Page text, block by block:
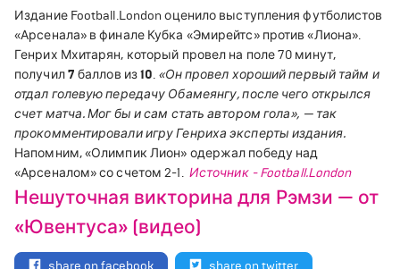
Издание Football.London оценило выступления футболистов
«Арсенала» в финале Кубка «Эмирейтс» против «Лиона».
Генрих Мхитарян, который провел на поле 70 минут,
получил7 баллов из10. «Он провел хороший первый тайм и
отдал голевую передачу Обамеянгу, после чего открылся
счет матча. Мог бы и сам стать автором гола», — так
прокомментировали игру Генриха эксперты издания.
Напомним, «Олимпик Лион» одержал победу над
«Арсеналом» со счетом 2-1. Источник - Football.London
Нешуточная викторина для Рэмзи — от
«Ювентуса» (видео)
share on facebook share on twitter